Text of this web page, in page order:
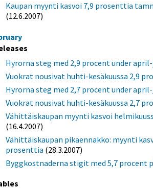
Kaupan myynti kasvoi 7,9 prosenttia
(12.6.2007)
Hyrorna steg med 2,9 procent under
Vuokrat nousivat huhti-kesäkuussa 2,9
Hyrorna steg med 2,7 procent under
Vuokrat nousivat huhti-kesäkuussa 2,7
Vähittäiskaupan myynti kasvoi
(16.4.2007)
Vähittäiskaupan pikaennakko: myynti
prosenttia (28.3.2007)
Byggkostnaderna stigit med 5,7 procent